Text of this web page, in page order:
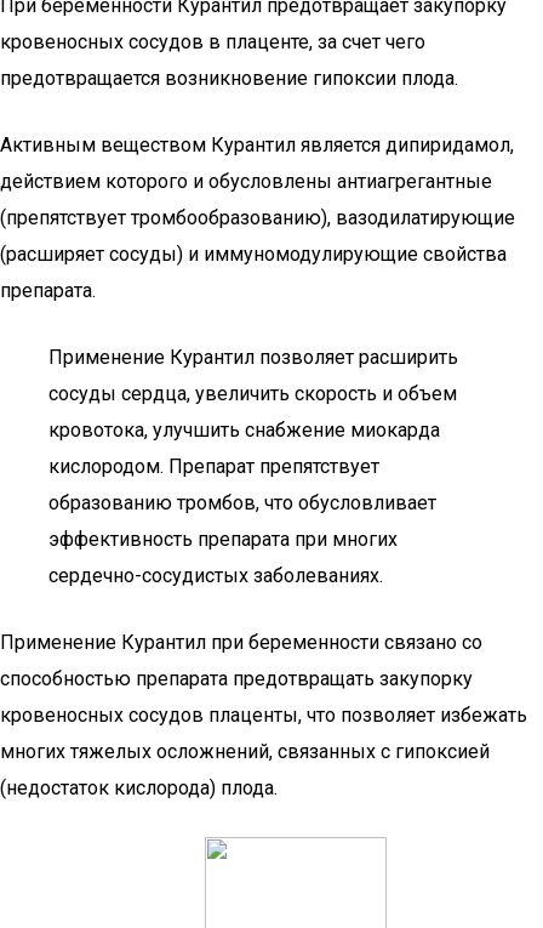
При беременности Курантил предотвращает закупорку
кровеносных сосудов в плаценте, за счет чего
предотвращается возникновение гипоксии плода.
Активным веществом Курантил является дипиридамол,
действием которого и обусловлены антиагрегантные
(препятствует тромбообразованию), вазодилатирующие
(расширяет сосуды) и иммуномодулирующие свойства
препарата.
Применение Курантил позволяет расширить
сосуды сердца, увеличить скорость и объем
кровотока, улучшить снабжение миокарда
кислородом. Препарат препятствует
образованию тромбов, что обусловливает
эффективность препарата при многих
сердечно-сосудистых заболеваниях.
Применение Курантил при беременности связано со
способностью препарата предотвращать закупорку
кровеносных сосудов плаценты, что позволяет избежать
многих тяжелых осложнений, связанных с гипоксией
(недостаток кислорода) плода.